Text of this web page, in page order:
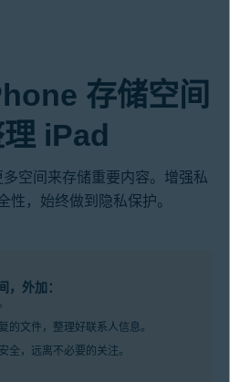
存储空间
iPad
空间来存储重要内容。增强私
性，始终做到隐私保护。
，外加：
的文件，整理好联系人信息。
全，远离不必要的关注。